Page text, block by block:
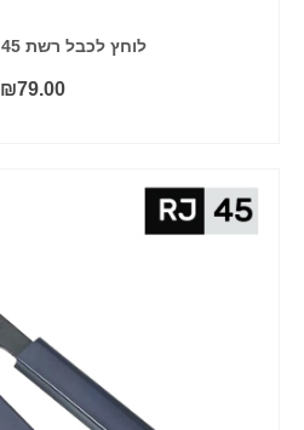
לוחץ לכבל רשת RJ45 מקצועי
₪79.00